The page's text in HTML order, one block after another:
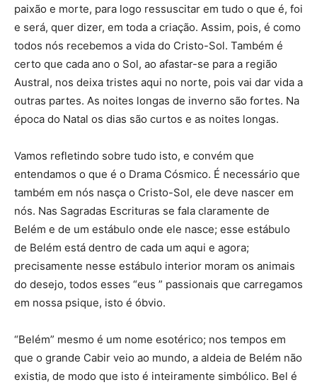
paixão e morte, para logo ressuscitar em tudo o que é, foi
e será, quer dizer, em toda a criação. Assim, pois, é como
todos nós recebemos a vida do Cristo-Sol. Também é
certo que cada ano o Sol, ao afastar-se para a região
Austral, nos deixa tristes aqui no norte, pois vai dar vida a
outras partes. As noites longas de inverno são fortes. Na
época do Natal os dias são curtos e as noites longas.
Vamos refletindo sobre tudo isto, e convém que
entendamos o que é o Drama Cósmico. É necessário que
também em nós nasça o Cristo-Sol, ele deve nascer em
nós. Nas Sagradas Escrituras se fala claramente de
Belém e de um estábulo onde ele nasce; esse estábulo
de Belém está dentro de cada um aqui e agora;
precisamente nesse estábulo interior moram os animais
do desejo, todos esses “eus ” passionais que carregamos
em nossa psique, isto é óbvio.
“Belém” mesmo é um nome esotérico; nos tempos em
que o grande Cabir veio ao mundo, a aldeia de Belém não
existia, de modo que isto é inteiramente simbólico. Bel é